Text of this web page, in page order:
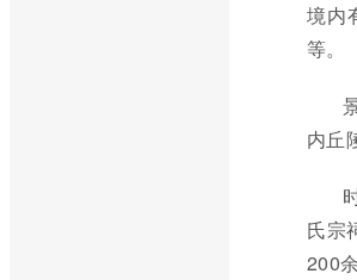
境内
等。
内丘
氏宗
200